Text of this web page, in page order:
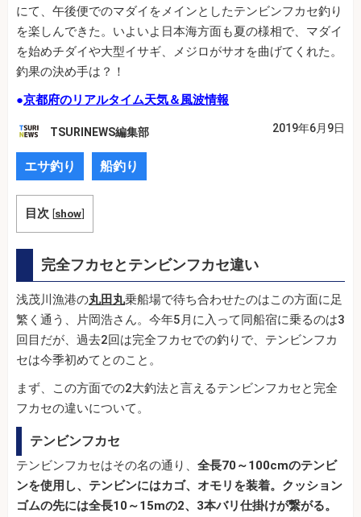
にて、午後便でのマダイをメインとしたテンビンフカセ釣り
を楽しんできた。いよいよ日本海方面も夏の様相で、マダイ
を始めチダイや大型イサギ、メジロがサオを曲げてくれた。
釣果の決め手は？！
●京都府のリアルタイム天気＆風波情報
TSURINEWS編集部 2019年6月9日
エサ釣り 船釣り
目次 [show]
完全フカセとテンビンフカセ違い
浅茂川漁港の丸田丸乗船場で待ち合わせたのはこの方面に足
繁く通う、片岡浩さん。今年5月に入って同船宿に乗るのは3
回目だが、過去2回は完全フカセでの釣りで、テンビンフカ
セは今季初めてとのこと。
まず、この方面での2大釣法と言えるテンビンフカセと完全
フカセの違いについて。
テンビンフカセ
テンビンフカセはその名の通り、 全長70～100cmのテンビ
ンを使用し、テンビンにはカゴ、オモリを装着。クッション
ゴムの先には全長10～15mの2、3本バリ仕掛けが繋がる。